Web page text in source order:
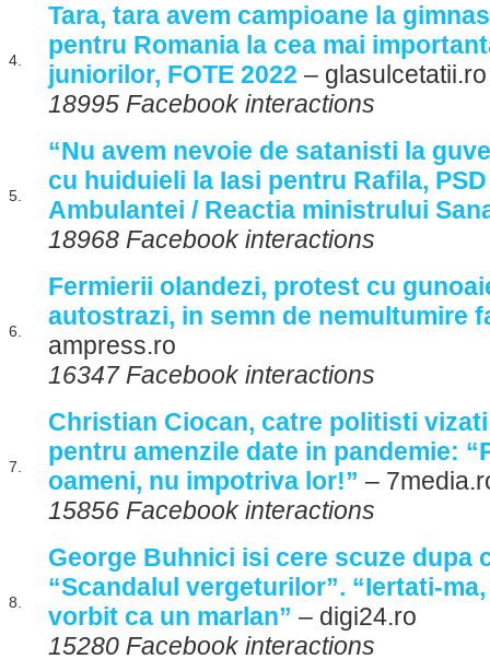
4.
Tara, tara avem campioane la
pentru Romania la cea mai
juniorilor, FOTE 2022 – glasulcetatii.ro
18995 Facebook interactions
5.
“Nu avem nevoie de satanisti la
cu huiduieli la Iasi pentru Rafila,
Ambulantei / Reactia ministrului
18968 Facebook interactions
6.
Fermierii olandezi, protest cu
autostrazi, in semn de nemultumire
ampress.ro
16347 Facebook interactions
7.
Christian Ciocan, catre politisti
pentru amenzile date in pandemie:
oameni, nu impotriva lor!” –
15856 Facebook interactions
8.
George Buhnici isi cere scuze dupa
“Scandalul vergeturilor”. “Iertati-
vorbit ca un marlan” – digi24.ro
15280 Facebook interactions